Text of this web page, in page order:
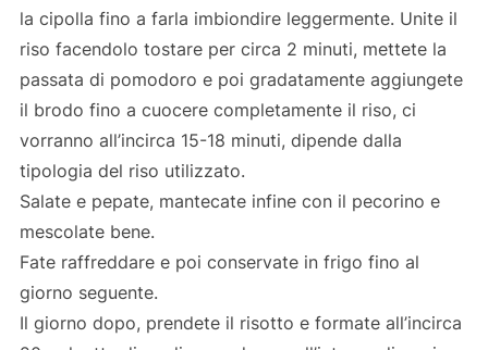
la cipolla fino a farla imbiondire leggermente. Unite il
riso facendolo tostare per circa 2 minuti, mettete la
passata di pomodoro e poi gradatamente aggiungete
il brodo fino a cuocere completamente il riso, ci
vorranno all’incirca 15-18 minuti, dipende dalla
tipologia del riso utilizzato.
Salate e pepate, mantecate infine con il pecorino e
mescolate bene.
Fate raffreddare e poi conservate in frigo fino al
giorno seguente.
Il giorno dopo, prendete il risotto e formate all’incirca